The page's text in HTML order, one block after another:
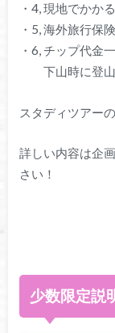
・4, 現地でかか
・5, 海外旅行保険
・6, チップ代金
下山時に登山
スタディツアー
詳しい内容は企
さい！
少数限定説